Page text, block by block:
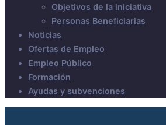
Objetivos de la iniciativa
Personas Beneficiarias
Noticias
Ofertas de Empleo
Empleo Público
Formación
Ayudas y subvenciones